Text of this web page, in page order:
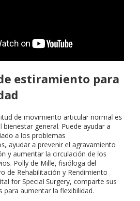
estiramiento para
de movimiento articular normal es
general. Puede ayudar a
a los problemas
ayudar a prevenir el agravamiento
y aumentar la circulación de los
Polly de Mille, fisióloga del
de Rehabilitación y Rendimiento
for Special Surgery, comparte sus
para aumentar la flexibilidad.